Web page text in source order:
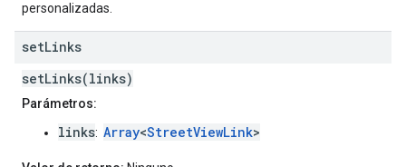
personalizadas.
setLinks
setLinks(links)
Parámetros:
links: Array<StreetViewLink>